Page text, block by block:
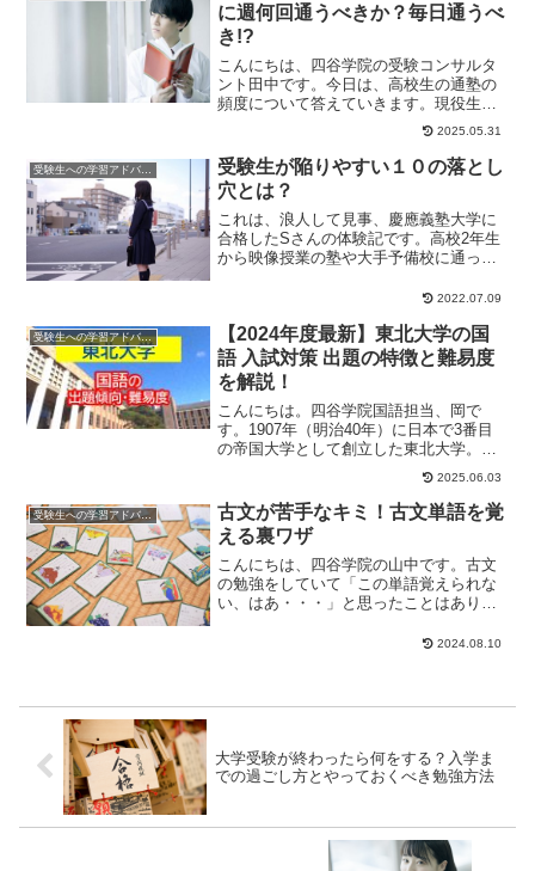
に週何回通うべきか？毎日通うべ
き!?
こんにちは、四谷学院の受験コンサルタ
ント田中です。今日は、高校生の通塾の
頻度について答えていきます。現役生の
場合、週何回が最適か？高校生は塾や予
2025.05.31
受験生への学習アドバイス
受験生が陥りやすい１０の落とし
穴とは？
これは、浪人して見事、慶應義塾大学に
合格したSさんの体験記です。高校2年生
から映像授業の塾や大手予備校に通って
2022.07.09
受験生への学習アドバイス
【2024年度最新】東北大学の国
語 入試対策 出題の特徴と難易度
を解説！
こんにちは。四谷学院国語担当、岡で
す。1907年（明治40年）に日本で3番目
の帝国大学として創立した東北大学。入
試においては、悪問・奇問のたぐいは一
2025.06.03
受験生への学習アドバイス
古文が苦手なキミ！古文単語を覚
える裏ワザ
こんにちは、四谷学院の山中です。古文
の勉強をしていて「この単語覚えられな
い、はあ・・・」と思ったことはありま
2024.08.10
大学受験が終わったら何をする？入学ま
での過ごし方とやっておくべき勉強方法